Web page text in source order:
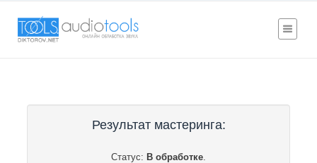
Результат мастеринга:
Статус: В обработке.